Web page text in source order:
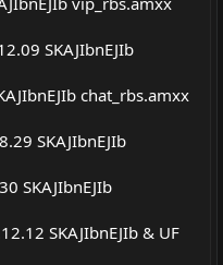
SKAJIbnEJIb
chat_rbs.amxx
SKAJIbnEJIb
SKAJIbnEJIb
SKAJIbnEJIb & UF